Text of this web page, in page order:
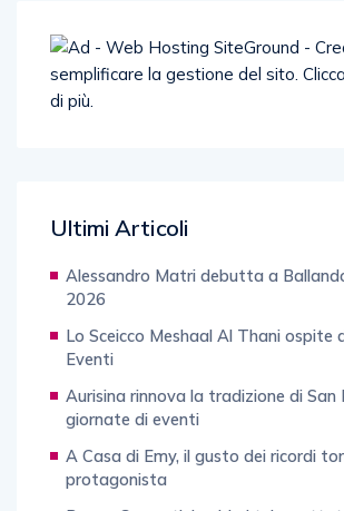
Ultimi Articoli
Alessandro Matri debutta a
2026
Lo Sceicco Meshaal Al Thani ospite
Eventi
Aurisina rinnova la tradizione di San
giornate di eventi
A Casa di Emy, il gusto dei ricordi
protagonista